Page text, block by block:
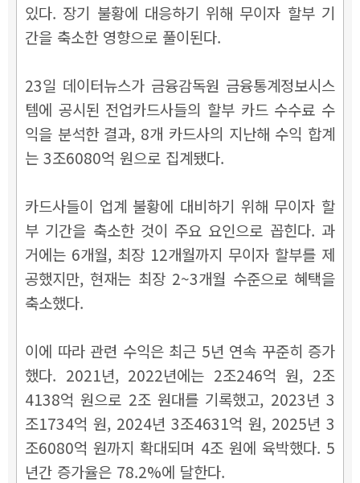
있다. 장기 불황에 대응하기 위해 무이자 할부 기
간을 축소한 영향으로 풀이된다.
23일 데이터뉴스가 금융감독원 금융통계정보시스
템에 공시된 전업카드사들의 할부 카드 수수료 수
익을 분석한 결과, 8개 카드사의 지난해 수익 합계
는 3조6080억 원으로 집계됐다.
카드사들이 업계 불황에 대비하기 위해 무이자 할
부 기간을 축소한 것이 주요 요인으로 꼽힌다. 과
거에는 6개월, 최장 12개월까지 무이자 할부를 제
공했지만, 현재는 최장 2~3개월 수준으로 혜택을
축소했다.
이에 따라 관련 수익은 최근 5년 연속 꾸준히 증가
했다. 2021년, 2022년에는 2조246억 원, 2조
4138억 원으로 2조 원대를 기록했고, 2023년 3
조1734억 원, 2024년 3조4631억 원, 2025년 3
조6080억 원까지 확대되며 4조 원에 육박했다. 5
년간 증가율은 78.2%에 달한다.